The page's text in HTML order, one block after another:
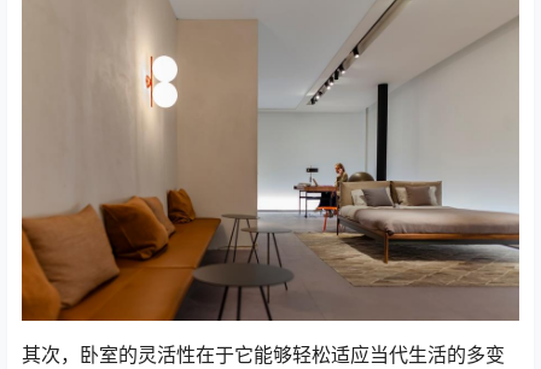
其次，卧室的灵活性在于它能够轻松适应当代生活的多变